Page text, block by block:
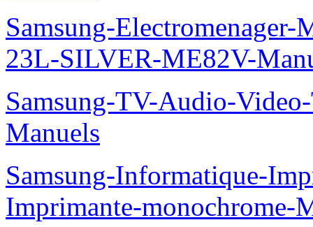
Samsung-
23L-SILVER-ME82V-
Samsung-TV-Audio-
Manuels
Samsung-Informatique-
Imprimante-monochrome-